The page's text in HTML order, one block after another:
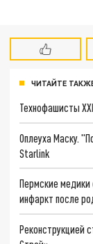
ЧИТАЙТЕ
Технофашисты
Оплеуха Маску.
Starlink
Пермские медики
инфаркт после
Реконструкцией